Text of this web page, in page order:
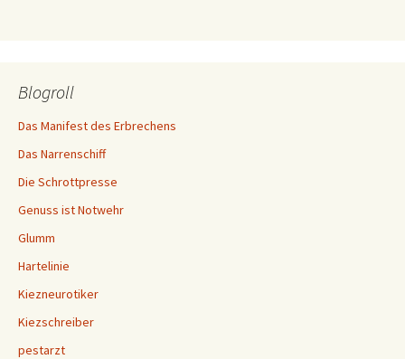
Blogroll
Das Manifest des Erbrechens
Das Narrenschiff
Die Schrottpresse
Genuss ist Notwehr
Glumm
Hartelinie
Kiezneurotiker
Kiezschreiber
pestarzt